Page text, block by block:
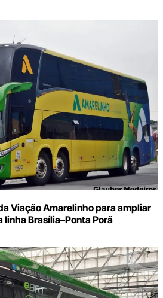
Viação Amarelinho para ampliar
linha Brasília–Ponta Porã